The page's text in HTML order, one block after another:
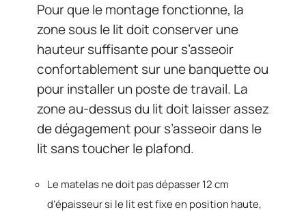
Pour que le montage fonctionne, la
zone sous le lit doit conserver une
hauteur suffisante pour s’asseoir
confortablement sur une banquette ou
pour installer un poste de travail. La
zone au-dessus du lit doit laisser assez
de dégagement pour s’asseoir dans le
lit sans toucher le plafond.
Le matelas ne doit pas dépasser 12 cm
d’épaisseur si le lit est fixe en position haute,